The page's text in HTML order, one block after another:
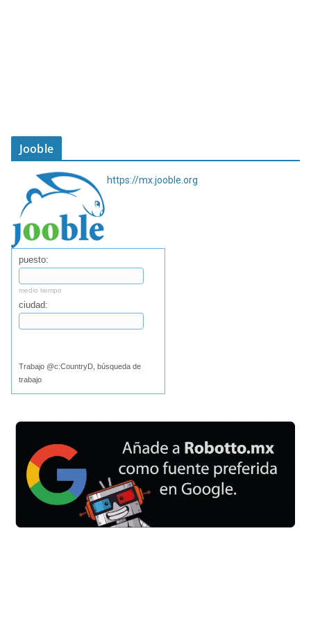
Jooble
https://mx.jooble.org
puesto:
medio tiempo
ciudad:
Trabajo @c:CountryD, búsqueda de
trabajo